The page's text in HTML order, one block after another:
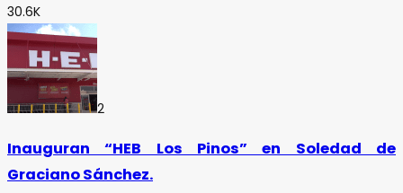
30.6K
2
Inauguran “HEB Los Pinos” en Soledad de
Graciano Sánchez.